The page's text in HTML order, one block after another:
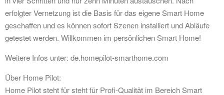
erfolgter Vernetzung ist die Basis für das eigene Smart Home
geschaffen und es können sofort Szenen installiert und Abläufe
getestet werden. Willkommen im persönlichen Smart Home!
Weitere Infos unter: de.homepilot-smarthome.com
Über Home Pilot:
Home Pilot steht für steht für Profi-Qualität im Bereich Smart